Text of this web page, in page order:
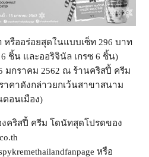
หรืออร่อยสุดในแบบเซ็ท 296 บาท
ชิ้น และออริจินัล เกรซ 6 ชิ้น)
มกราคม 2562 ณ ร้านคริสปี้ ครีม
คาดังกล่าวยกเว้นสาขาสนาม
อนเมือง)
คริสปี้ ครีม โดนัทสุดโปรดของ
หรือ